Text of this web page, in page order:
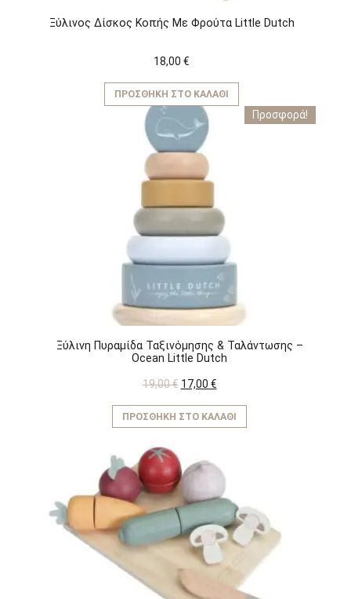
Ξύλινος Δίσκος Κοπής Με Φρούτα Little Dutch
18,00 €
ΠΡΟΣΘΉΚΗ ΣΤΟ ΚΑΛΆΘΙ
Προσφορά!
Ξύλινη Πυραμίδα Ταξινόμησης & Ταλάντωσης –
Ocean Little Dutch
19,00€ Original
was:
19,00 €.
17,00 €Η
τιμή
είναι:
ΠΡΟΣΘΉΚΗ ΣΤΟ ΚΑΛΆΘΙ